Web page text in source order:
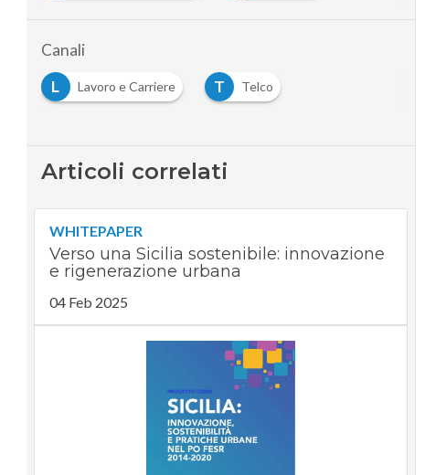
Canali
L
Lavoro e Carriere T Telco
Articoli correlati
WHITEPAPER
Verso una Sicilia sostenibile: innovazione
e rigenerazione urbana
04 Feb 2025